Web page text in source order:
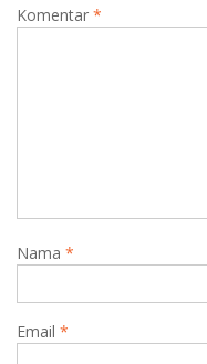
Komentar *
Nama *
Email *